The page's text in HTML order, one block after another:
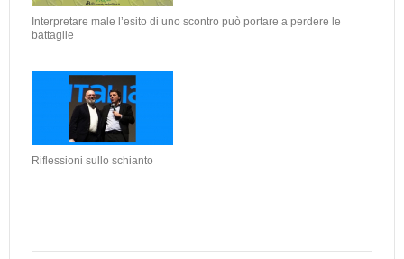
Interpretare male l’esito di uno scontro può portare a perdere le
battaglie
Riflessioni sullo schianto